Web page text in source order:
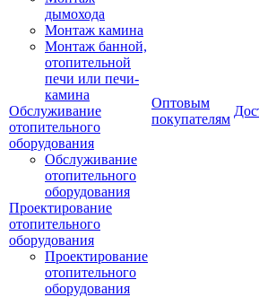
дымохода
Монтаж камина
Монтаж банной,
отопительной
печи или печи-
камина
Обслуживание
отопительного
оборудования
Обслуживание
отопительного
оборудования
Проектирование
отопительного
оборудования
Проектирование
отопительного
оборудования
Оптовым
покупателям